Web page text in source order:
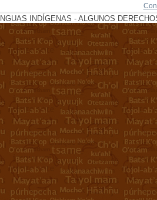
INDÍGENAS - ALGUNOS